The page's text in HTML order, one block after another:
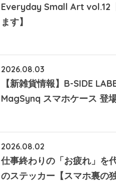
Everyday Small Art vol.12
ます】
2026.08.03
【新雑貨情報】B-SIDE
MagSynq スマホケース 登
2026.08.02
仕事終わりの「お疲れ」を
のステッカー【スマホ裏の独